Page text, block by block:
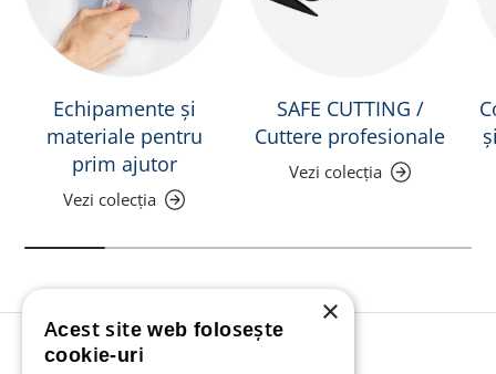
Echipamente și
materiale pentru
prim ajutor
Vezi colecția
SAFE CUTTING /
Cuttere profesionale
Vezi colecția
Înapoi în sus
×
Acest site web folosește
cookie-uri